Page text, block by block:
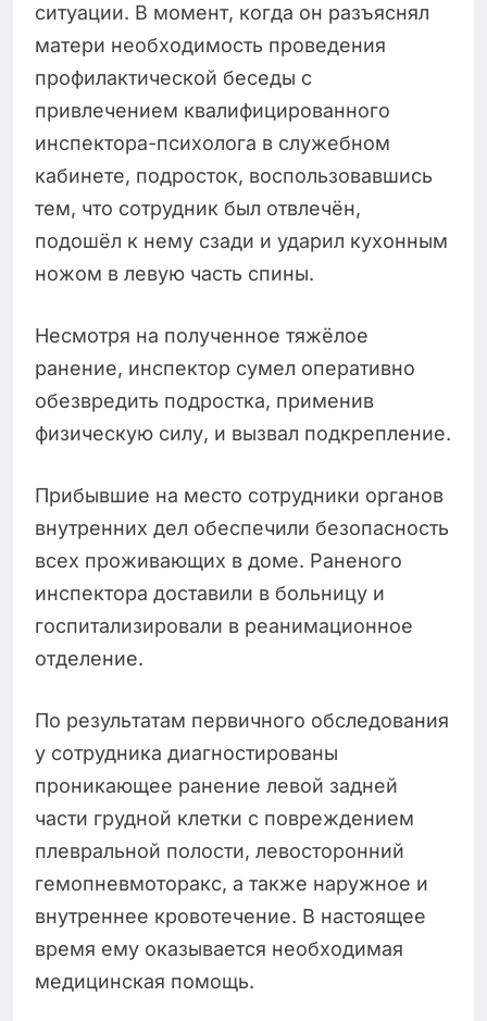
ситуации. В момент, когда он разъяснял
матери необходимость проведения
профилактической беседы с
привлечением квалифицированного
инспектора-психолога в служебном
кабинете, подросток, воспользовавшись
тем, что сотрудник был отвлечён,
подошёл к нему сзади и ударил кухонным
ножом в левую часть спины.
Несмотря на полученное тяжёлое
ранение, инспектор сумел оперативно
обезвредить подростка, применив
физическую силу, и вызвал подкрепление.
Прибывшие на место сотрудники органов
внутренних дел обеспечили безопасность
всех проживающих в доме. Раненого
инспектора доставили в больницу и
госпитализировали в реанимационное
отделение.
По результатам первичного обследования
у сотрудника диагностированы
проникающее ранение левой задней
части грудной клетки с повреждением
плевральной полости, левосторонний
гемопневмоторакс, а также наружное и
внутреннее кровотечение. В настоящее
время ему оказывается необходимая
медицинская помощь.